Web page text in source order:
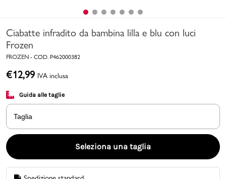
Accedi | Registrati
Promo & News
Ciabatte infradito da bambina lilla e blu con luci
Frozen
FROZEN - COD. P462000382
€12,99 IVA inclusa
Guida alle taglie
Taglia
Seleziona una taglia